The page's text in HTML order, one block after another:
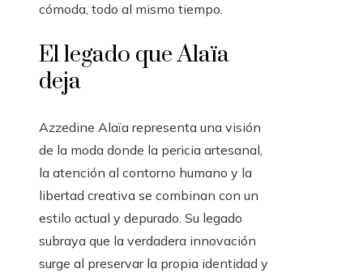
cómoda, todo al mismo tiempo.
El legado que Alaïa
deja
Azzedine Alaïa representa una visión
de la moda donde la pericia artesanal,
la atención al contorno humano y la
libertad creativa se combinan con un
estilo actual y depurado. Su legado
subraya que la verdadera innovación
surge al preservar la propia identidad y